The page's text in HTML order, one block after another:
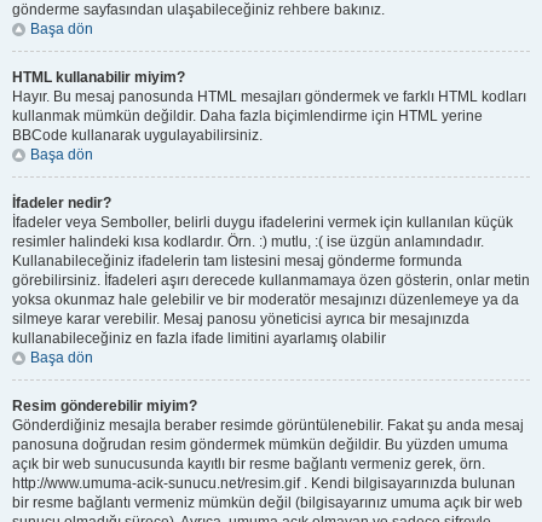
gönderme sayfasından ulaşabileceğiniz rehbere bakınız.
Başa dön
HTML kullanabilir miyim?
Hayır. Bu mesaj panosunda HTML mesajları göndermek ve farklı HTML kodları
kullanmak mümkün değildir. Daha fazla biçimlendirme için HTML yerine
BBCode kullanarak uygulayabilirsiniz.
Başa dön
İfadeler nedir?
İfadeler veya Semboller, belirli duygu ifadelerini vermek için kullanılan küçük
resimler halindeki kısa kodlardır. Örn. :) mutlu, :( ise üzgün anlamındadır.
Kullanabileceğiniz ifadelerin tam listesini mesaj gönderme formunda
görebilirsiniz. İfadeleri aşırı derecede kullanmamaya özen gösterin, onlar metin
yoksa okunmaz hale gelebilir ve bir moderatör mesajınızı düzenlemeye ya da
silmeye karar verebilir. Mesaj panosu yöneticisi ayrıca bir mesajınızda
kullanabileceğiniz en fazla ifade limitini ayarlamış olabilir
Başa dön
Resim gönderebilir miyim?
Gönderdiğiniz mesajla beraber resimde görüntülenebilir. Fakat şu anda mesaj
panosuna doğrudan resim göndermek mümkün değildir. Bu yüzden umuma
açık bir web sunucusunda kayıtlı bir resme bağlantı vermeniz gerek, örn.
http://www.umuma-acik-sunucu.net/resim.gif . Kendi bilgisayarınızda bulunan
bir resme bağlantı vermeniz mümkün değil (bilgisayarınız umuma açık bir web